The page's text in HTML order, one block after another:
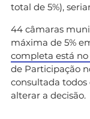
total de 5%),
44 câmaras
máxima de 5%
completa está
de Participação
consultada
alterar a decisão.